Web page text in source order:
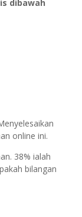
dibawah
online ini.
38% ialah
bilangan